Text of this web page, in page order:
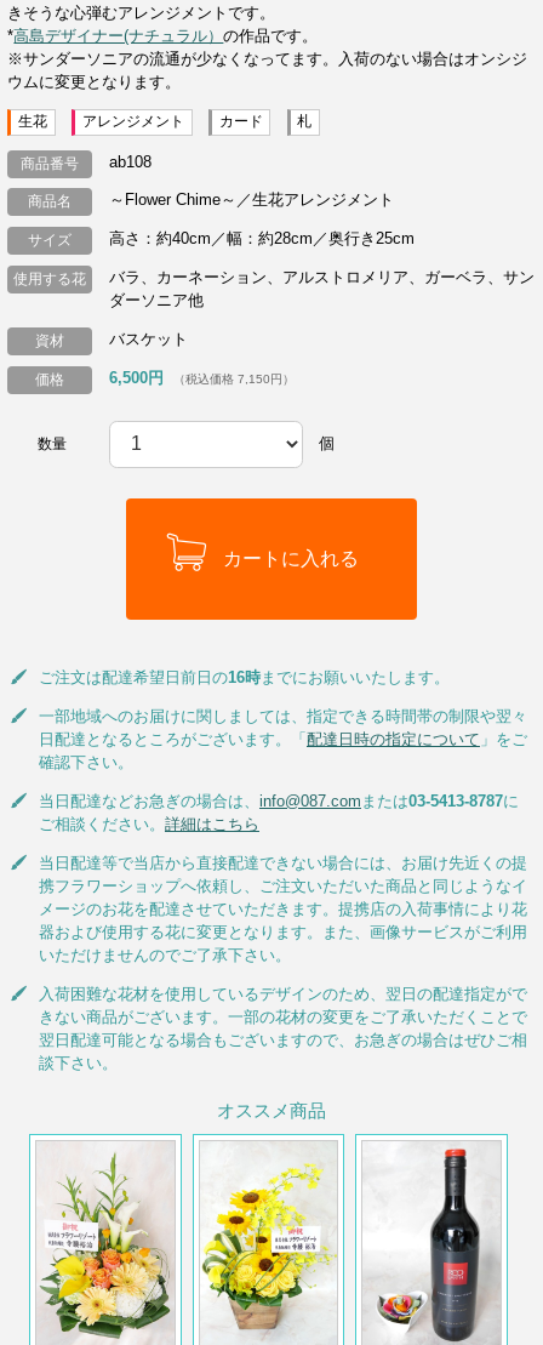
きそうな心弾むアレンジメントです。
*高島デザイナー(ナチュラル）の作品です。
※サンダーソニアの流通が少なくなってます。入荷のない場合はオンシジ
ウムに変更となります。
生花 アレンジメント カード 札
商品番号 ab108
商品名 ～Flower Chime～／生花アレンジメント
サイズ 高さ：約40cm／幅：約28cm／奥行き25cm
使用する花
バラ、カーネーション、アルストロメリア、ガーベラ、サン
ダーソニア他
資材 バスケット
価格 6,500円 （税込価格 7,150円）
数量 個
ご注文は配達希望日前日の16時までにお願いいたします。
一部地域へのお届けに関しましては、指定できる時間帯の制限や翌々
日配達となるところがございます。「 配達日時の指定について 」をご
確認下さい。
当日配達などお急ぎの場合は、 info@087.com または03-5413-8787に
ご相談ください。 詳細はこちら
当日配達等で当店から直接配達できない場合には、お届け先近くの提
携フラワーショップへ依頼し、ご注文いただいた商品と同じようなイ
メージのお花を配達させていただきます。提携店の入荷事情により花
器および使用する花に変更となります。また、画像サービスがご利用
いただけませんのでご了承下さい。
入荷困難な花材を使用しているデザインのため、翌日の配達指定がで
きない商品がございます。一部の花材の変更をご了承いただくことで
翌日配達可能となる場合もございますので、お急ぎの場合はぜひご相
談下さい。
オススメ商品